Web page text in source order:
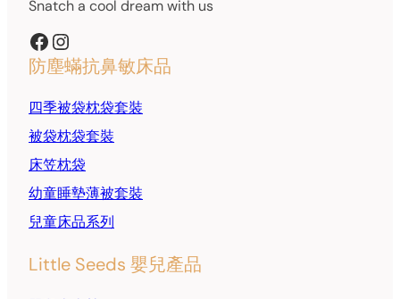
Snatch a cool dream with us
Facebook Instagram
防塵蟎抗鼻敏床品
四季被袋枕袋套裝
被袋枕袋套裝
床笠枕袋
幼童睡墊薄被套裝
兒童床品系列
Little Seeds 嬰兒產品